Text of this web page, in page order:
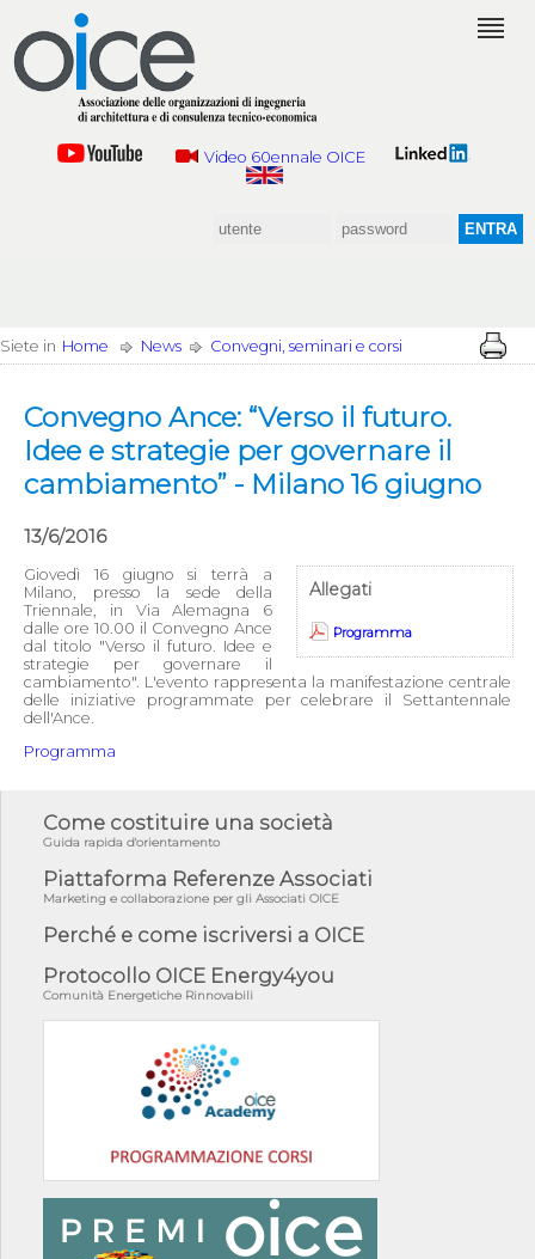
Video 60ennale OICE
Siete in Home News Convegni, seminari e corsi
Convegno Ance: “Verso il futuro.
Idee e strategie per governare il
cambiamento” - Milano 16 giugno
13/6/2016
Allegati
Programma
Giovedì 16 giugno si terrà a
Milano, presso la sede della
Triennale, in Via Alemagna 6
dalle ore 10.00 il Convegno Ance
dal titolo "Verso il futuro. Idee e
strategie per governare il
cambiamento". L'evento rappresenta la manifestazione centrale
delle iniziative programmate per celebrare il Settantennale
dell'Ance.
Programma
Come costituire una società
Guida rapida d'orientamento
Piattaforma Referenze Associati
Marketing e collaborazione per gli Associati OICE
Perché e come iscriversi a OICE
Protocollo OICE Energy4you
Comunità Energetiche Rinnovabili